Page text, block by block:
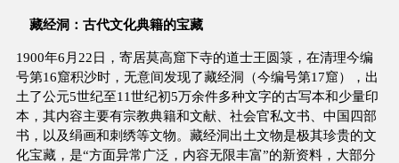
藏经洞：古代文化典籍的宝藏
1900年6月22日，寄居莫高窟下寺的道士王圆箓，在清理今编
号第16窟积沙时，无意间发现了藏经洞（今编号第17窟），出
土了公元5世纪至11世纪初5万余件多种文字的古写本和少量印
本，其内容主要有宗教典籍和文献、社会官私文书、中国四部
书，以及绢画和刺绣等文物。藏经洞出土文物是极其珍贵的文
化宝藏，是“方面异常广泛，内容无限丰富”的新资料，大部分